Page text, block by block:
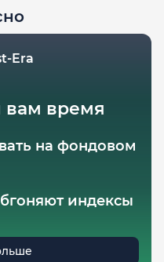
Era
время
на фондовом
индексы